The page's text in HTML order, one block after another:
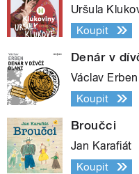
Uršula
Koupit
Denár v
Václav Erben
Koupit
Broučci
Jan Karafiát
Koupit